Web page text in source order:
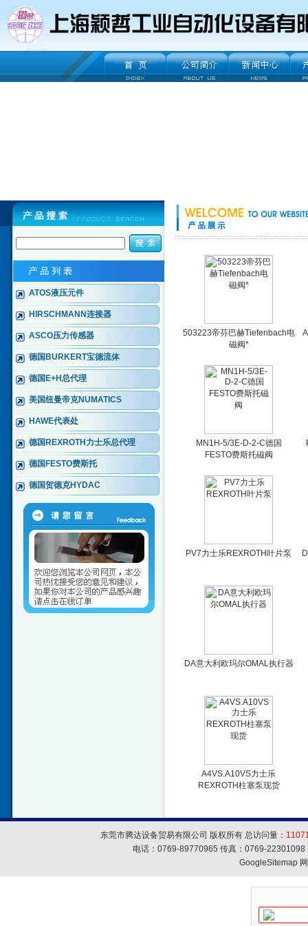
ATOS液压元件
HIRSCHMANN连接器
ASCO压力传感器
德国BURKERT宝德流体
德国E+H总代理
美国纽曼帝克NUMATICS
HAWE代表处
德国REXROTH力士乐总代理
德国FESTO费斯托
德国贺德克HYDAC
503223帝芬巴赫Tiefenbach电
磁阀*
MN1H-5/3E-D-2-C德国
FESTO费斯托磁阀
PV7力士乐REXROTH叶片泵
DA意大利欧玛尔OMAL执行器
A4VS.A10VS力士乐
REXROTH柱塞泵现货
东莞市腾达设备贸易有限公司 版权所有 总访问量：
电话：0769-89770965 传真：0769-
GoogleSitemap网